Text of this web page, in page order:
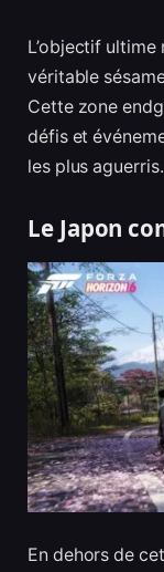
L’objectif ultime
véritable
Cette zone
défis et
les plus aguerris.
Le Japon
En dehors de